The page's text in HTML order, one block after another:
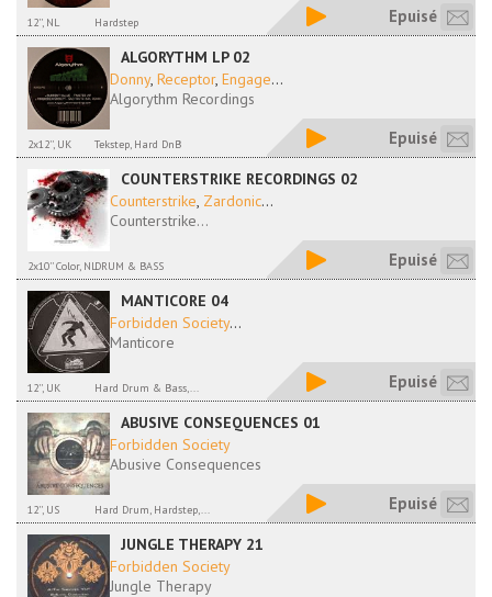
12'', NL Hardstep Epuisé
ALGORYTHM LP 02
Donny, Receptor, Engage...
Algorythm Recordings
2x12'', UK Tekstep, Hard DnB Epuisé
COUNTERSTRIKE RECORDINGS 02
Counterstrike, Zardonic...
Counterstrike...
2x10'' Color, NLDRUM & BASS Epuisé
MANTICORE 04
Forbidden Society...
Manticore
12'', UK Hard Drum & Bass,... Epuisé
ABUSIVE CONSEQUENCES 01
Forbidden Society
Abusive Consequences
12'', US Hard Drum, Hardstep,... Epuisé
JUNGLE THERAPY 21
Forbidden Society
Jungle Therapy